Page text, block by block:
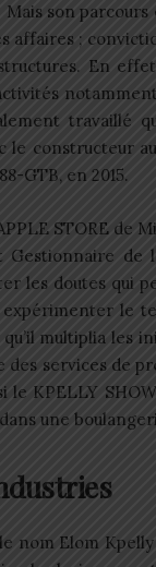
son
affaires ;
En
travaillé
le constructeur
GTB, en 2015.
STORE de
de
les doutes qui
expérimenter le
multiplia les
services de
KPELLY
une
le nom Elom